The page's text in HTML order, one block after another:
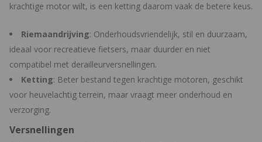
krachtige motor wilt, is een ketting daarom vaak de betere keus.
Riemaandrijving: Onderhoudsvriendelijk, stil en duurzaam,
ideaal voor recreatieve fietsers, maar duurder en niet
compatibel met derailleurversnellingen.
Ketting: Beter bestand tegen krachtige motoren, geschikt
voor heuvelachtig terrein, maar vraagt meer onderhoud en
verzorging.
Versnellingen